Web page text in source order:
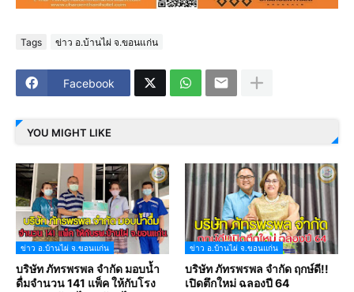
Tags ข่าว อ.บ้านไผ่ จ.ขอนแก่น
Facebook
YOU MIGHT LIKE
ข่าว อ.บ้านไผ่ จ.ขอนแก่น
บริษัท ภัทรพรพล จำกัด มอบน้ำ
ดื่มจำนวน 141 แพ็ค ให้กับโรง
ข่าว อ.บ้านไผ่ จ.ขอนแก่น
บริษัท ภัทรพรพล จำกัด ฤกษ์ดี!!
เปิดตึกใหม่ ฉลองปี 64